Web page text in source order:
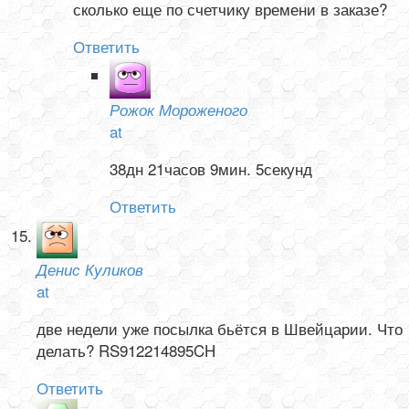
сколько еще по счетчику времени в заказе?
Ответить
Рожок Мороженого
at
38дн 21часов 9мин. 5секунд
Ответить
Денис Куликов
at
две недели уже посылка бьётся в Швейцарии. Что
делать? RS912214895CH
Ответить